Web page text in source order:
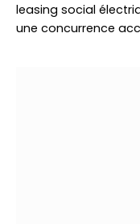
leasing social
une concurrence